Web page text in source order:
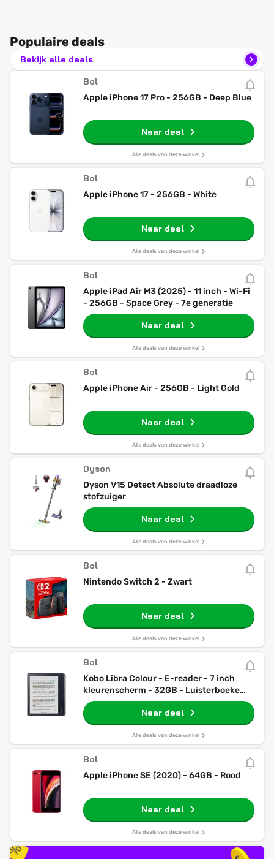
Populaire deals
Bekijk alle deals
Bol
Apple iPhone 17 Pro - 256GB - Deep Blue
Naar deal
Alle deals van deze winkel
Bol
Apple iPhone 17 - 256GB - White
Naar deal
Alle deals van deze winkel
Bol
Apple iPad Air M3 (2025) - 11 inch - Wi-Fi
- 256GB - Space Grey - 7e generatie
Naar deal
Alle deals van deze winkel
Bol
Apple iPhone Air - 256GB - Light Gold
Naar deal
Alle deals van deze winkel
Dyson
Dyson V15 Detect Absolute draadloze
stofzuiger
Naar deal
Alle deals van deze winkel
Bol
Nintendo Switch 2 - Zwart
Naar deal
Alle deals van deze winkel
Bol
Kobo Libra Colour - E-reader - 7 inch
kleurenscherm - 32GB - Luisterboeken -
Zwart
Naar deal
Alle deals van deze winkel
Bol
Apple iPhone SE (2020) - 64GB - Rood
Naar deal
Alle deals van deze winkel